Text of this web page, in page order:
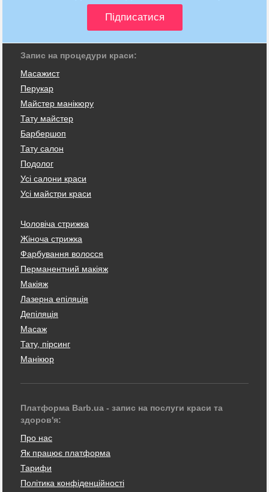
Запис на процедури краси:
Масажист
Перукар
Майстер манікюру
Тату майстер
Барбершоп
Тату салон
Подолог
Усі салони краси
Усі майстри краси
Чоловіча стрижка
Жіноча стрижка
Фарбування волосся
Перманентний макіяж
Макіяж
Лазерна епіляція
Депіляція
Масаж
Тату, пірсинг
Манікюр
Платформа Barb.ua - запис на послуги краси та
здоров'я:
Про нас
Як працює платформа
Тарифи
Політика конфіденційності